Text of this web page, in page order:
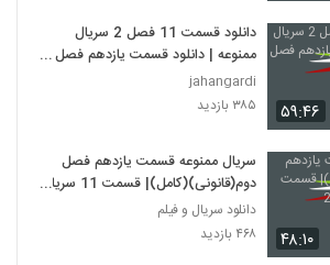
۵۹:۴۶
دانلود قسمت 11 فصل 2 سریال
ممنوعه | دانلود قسمت یازدهم فصل
دوم ممنوعه کامل
jahangardi
۳۸۵ بازدید
۴۸:۱۰
سریال ممنوعه قسمت یازدهم فصل
دوم(قانونی)(کامل)| قسمت 11 سریال
ممنوعه فصل 2
دانلود سریال و فیلم
۴۶۸ بازدید